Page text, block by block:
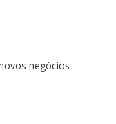
negócios